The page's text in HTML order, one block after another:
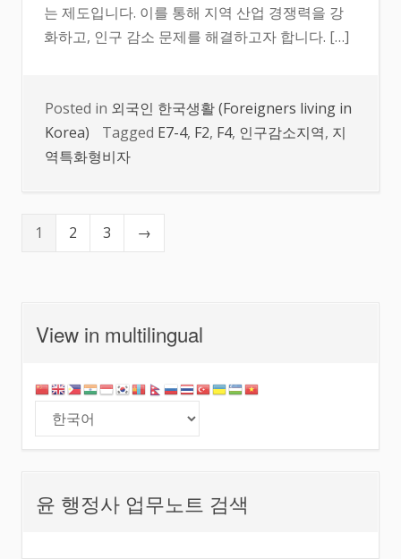
는 제도입니다. 이를 통해 지역 산업 경쟁력을 강
화하고, 인구 감소 문제를 해결하고자 합니다. […]
Posted in 외국인 한국생활 (Foreigners living in
Korea)
Tagged E7-4, F2, F4, 인구감소지역, 지
역특화형비자
1 2 3 →
View in multilingual
윤 행정사 업무노트 검색